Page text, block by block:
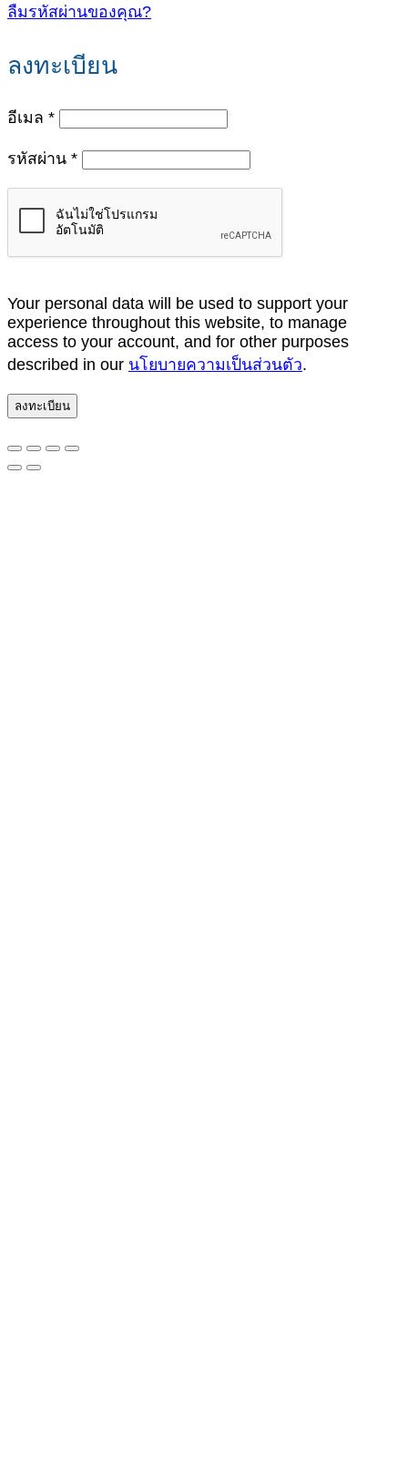
ลืมรหัสผ่านของคุณ?
ลงทะเบียน
อีเมล *ต้องการ
รหัสผ่าน *ต้องการ
Your personal data will be used to support your
experience throughout this website, to manage
access to your account, and for other purposes
described in our นโยบายความเป็นส่วนตัว.
ลงทะเบียน